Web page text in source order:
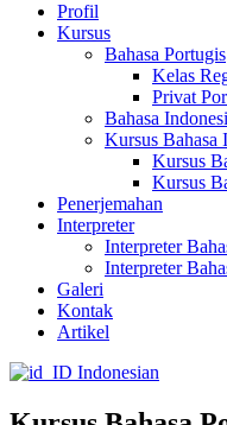
Profil
Kursus
Bahasa Portugis
Kelas
Privat
Bahasa
Kursus Bahasa
Kursus
Kursus
Penerjemahan
Interpreter
Interpreter
Interpreter
Galeri
Kontak
Artikel
Indonesian